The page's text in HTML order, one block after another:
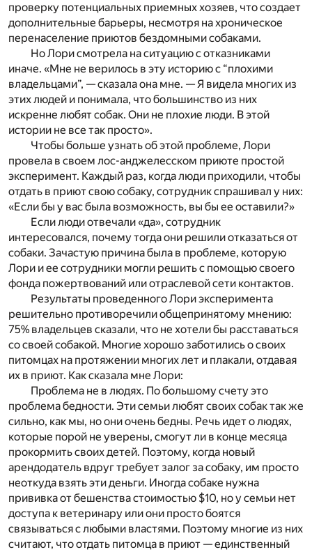
проверку потенциальных приемных хозяев, что создает
дополнительные барьеры, несмотря на хроническое
перенаселение приютов бездомными собаками.
Но Лори смотрела на ситуацию с отказниками
иначе. «Мне не верилось в эту историю с “плохими
владельцами”, — сказала она мне. — Я видела многих из
этих людей и понимала, что большинство из них
искренне любят собак. Они не плохие люди. В этой
истории не все так просто».
Чтобы больше узнать об этой проблеме, Лори
провела в своем лос-анджелесском приюте простой
эксперимент. Каждый раз, когда люди приходили, чтобы
отдать в приют свою собаку, сотрудник спрашивал у них:
«Если бы у вас была возможность, вы бы ее оставили?»
Если люди отвечали «да», сотрудник
интересовался, почему тогда они решили отказаться от
собаки. Зачастую причина была в проблеме, которую
Лори и ее сотрудники могли решить с помощью своего
фонда пожертвований или отраслевой сети контактов.
Результаты проведенного Лори эксперимента
решительно противоречили общепринятому мнению:
75% владельцев сказали, что не хотели бы расставаться
со своей собакой. Многие хорошо заботились о своих
питомцах на протяжении многих лет и плакали, отдавая
их в приют. Как сказала мне Лори:
Проблема не в людях. По большому счету это
проблема бедности. Эти семьи любят своих собак так же
сильно, как мы, но они очень бедны. Речь идет о людях,
которые порой не уверены, смогут ли в конце месяца
прокормить своих детей. Поэтому, когда новый
арендодатель вдруг требует залог за собаку, им просто
неоткуда взять эти деньги. Иногда собаке нужна
прививка от бешенства стоимостью $10, но у семьи нет
доступа к ветеринару или они просто боятся
связываться с любыми властями. Поэтому многие из них
считают, что отдать питомца в приют — единственный